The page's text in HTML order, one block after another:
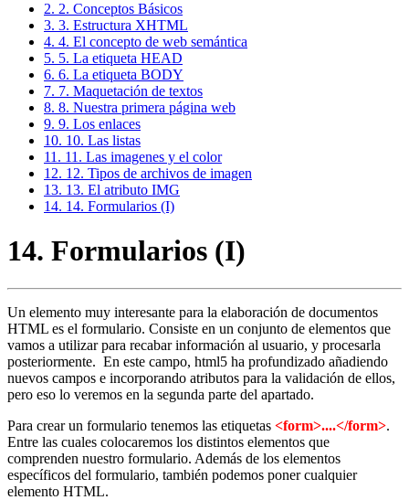
2. 2. Conceptos Básicos
3. 3. Estructura XHTML
4. 4. El concepto de web semántica
5. 5. La etiqueta HEAD
6. 6. La etiqueta BODY
7. 7. Maquetación de textos
8. 8. Nuestra primera página web
9. 9. Los enlaces
10. 10. Las listas
11. 11. Las imagenes y el color
12. 12. Tipos de archivos de imagen
13. 13. El atributo IMG
14. 14. Formularios (I)
14. Formularios (I)
Un elemento muy interesante para la elaboración de documentos
HTML es el formulario. Consiste en un conjunto de elementos que
vamos a utilizar para recabar información al usuario, y procesarla
posteriormente. En este campo, html5 ha profundizado añadiendo
nuevos campos e incorporando atributos para la validación de ellos,
pero eso lo veremos en la segunda parte del apartado.
Para crear un formulario tenemos las etiquetas <form>....</form>.
Entre las cuales colocaremos los distintos elementos que
comprenden nuestro formulario. Además de los elementos
específicos del formulario, también podemos poner cualquier
elemento HTML.